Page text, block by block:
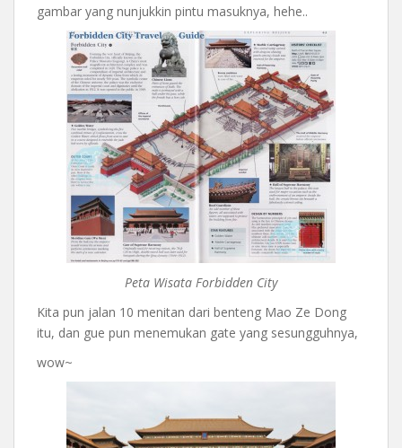
gambar yang nunjukkin pintu masuknya, hehe..
Peta Wisata Forbidden City
Kita pun jalan 10 menitan dari benteng Mao Ze Dong
itu, dan gue pun menemukan gate yang sesungguhnya,
wow~